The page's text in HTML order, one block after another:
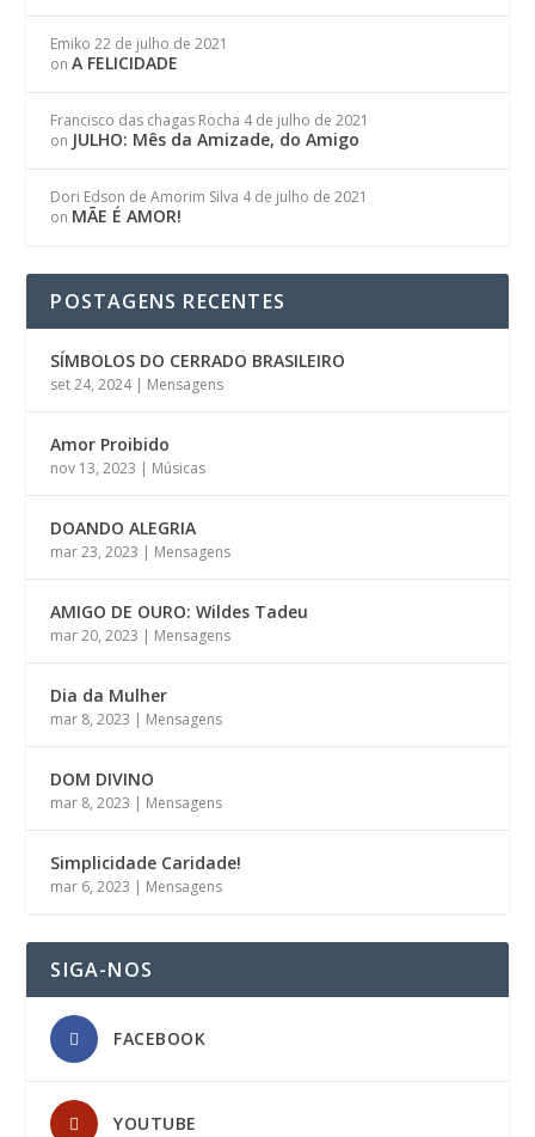
Emiko 22 de julho de 2021
onA FELICIDADE
Francisco das chagas Rocha 4 de julho de 2021
on JULHO: Mês da Amizade, do Amigo
Dori Edson de Amorim Silva 4 de julho de 2021
on MÃE É AMOR!
POSTAGENS RECENTES
SÍMBOLOS DO CERRADO BRASILEIRO
set 24, 2024| Mensagens
Amor Proibido
nov 13, 2023 | Músicas
DOANDO ALEGRIA
mar 23, 2023 | Mensagens
AMIGO DE OURO: Wildes Tadeu
mar 20, 2023 | Mensagens
Dia da Mulher
mar 8, 2023 | Mensagens
DOM DIVINO
mar 8, 2023 | Mensagens
Simplicidade Caridade!
mar 6, 2023 | Mensagens
SIGA-NOS
FACEBOOK
YOUTUBE